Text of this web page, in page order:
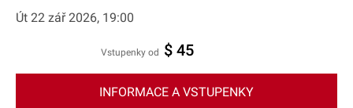
Út 22 zář 2026, 19:00
Vstupenky od $ 45
INFORMACE A VSTUPENKY